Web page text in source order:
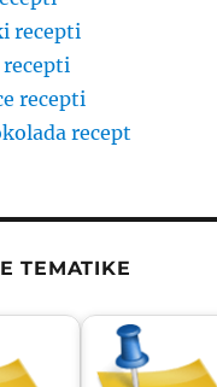
recepti
recepti
recepti
recept
TEMATIKE